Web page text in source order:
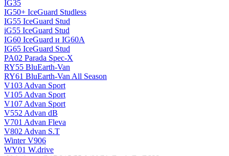
IG35
IG50+ IceGuard Studless
IG55 IceGuard Stud
iG55 IceGuard Stud
IG60 IceGuard и IG60A
IG65 IceGuard Stud
PA02 Parada Spec-X
RY55 BluEarth-Van
RY61 BluEarth-Van All Season
V103 Advan Sport
V105 Advan Sport
V107 Advan Sport
V552 Advan dB
V701 Advan Fleva
V802 Advan S.T
Winter V906
WY01 W.drive